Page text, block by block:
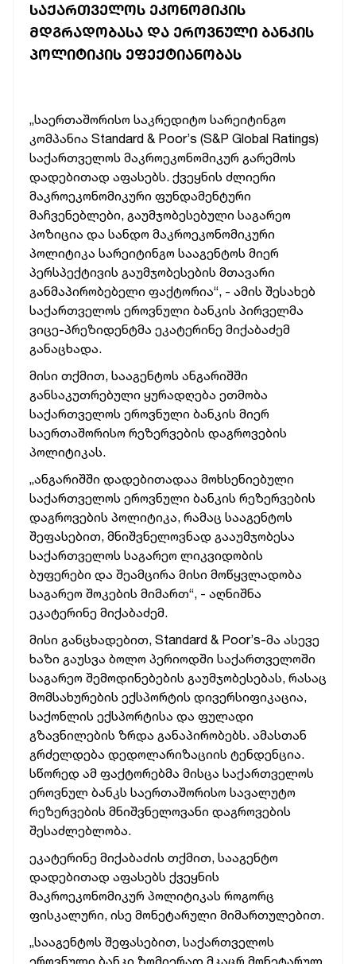
ᲡᲐᲥᲐᲠᲗᲕᲔᲚᲝᲡ ᲔᲙᲝᲜᲝᲛᲘᲙᲘᲡ
ᲛᲓᲒᲠᲐᲓᲝᲑᲐᲡᲐ ᲓᲐ ᲔᲠᲝᲕᲜᲣᲚᲘ ᲑᲐᲜᲙᲘᲡ
ᲞᲝᲚᲘᲢᲘᲙᲘᲡ ᲔᲤᲔᲥᲢᲘᲐᲜᲝᲑᲐᲡ
„საერთაშორისო საკრედიტო სარეიტინგო
კომპანია Standard & Poor’s (S&P Global Ratings)
საქართველოს მაკროეკონომიკურ გარემოს
დადებითად აფასებს. ქვეყნის ძლიერი
მაკროეკონომიკური ფუნდამენტური
მაჩვენებლები, გაუმჯობესებული საგარეო
პოზიცია და სანდო მაკროეკონომიკური
პოლიტიკა სარეიტინგო სააგენტოს მიერ
პერსპექტივის გაუმჯობესების მთავარი
განმაპირობებელი ფაქტორია“, - ამის შესახებ
საქართველოს ეროვნული ბანკის პირველმა
ვიცე-პრეზიდენტმა ეკატერინე მიქაბაძემ
განაცხადა.
მისი თქმით, სააგენტოს ანგარიშში
განსაკუთრებული ყურადღება ეთმობა
საქართველოს ეროვნული ბანკის მიერ
საერთაშორისო რეზერვების დაგროვების
პოლიტიკას.
„ანგარიშში დადებითადაა მოხსენიებული
საქართველოს ეროვნული ბანკის რეზერვების
დაგროვების პოლიტიკა, რამაც სააგენტოს
შეფასებით, მნიშვნელოვნად გააუმჯობესა
საქართველოს საგარეო ლიკვიდობის
ბუფერები და შეამცირა მისი მოწყვლადობა
საგარეო შოკების მიმართ“, - აღნიშნა
ეკატერინე მიქაბაძემ.
მისი განცხადებით, Standard & Poor’s-მა ასევე
ხაზი გაუსვა ბოლო პერიოდში საქართველოში
საგარეო შემოდინებების გაუმჯობესებას, რასაც
მომსახურების ექსპორტის დივერსიფიკაცია,
საქონლის ექსპორტისა და ფულადი
გზავნილების ზრდა განაპირობებს. ამასთან
გრძელდება დედოლარიზაციის ტენდენცია.
სწორედ ამ ფაქტორებმა მისცა საქართველოს
ეროვნულ ბანკს საერთაშორისო სავალუტო
რეზერვების მნიშვნელოვანი დაგროვების
შესაძლებლობა.
ეკატერინე მიქაბაძის თქმით, სააგენტო
დადებითად აფასებს ქვეყნის
მაკროეკონომიკურ პოლიტიკას როგორც
ფისკალური, ისე მონეტარული მიმართულებით.
„სააგენტოს შეფასებით, საქართველოს
ეროვნული ბანკი ზომიერად მკაცრ მონეტარულ